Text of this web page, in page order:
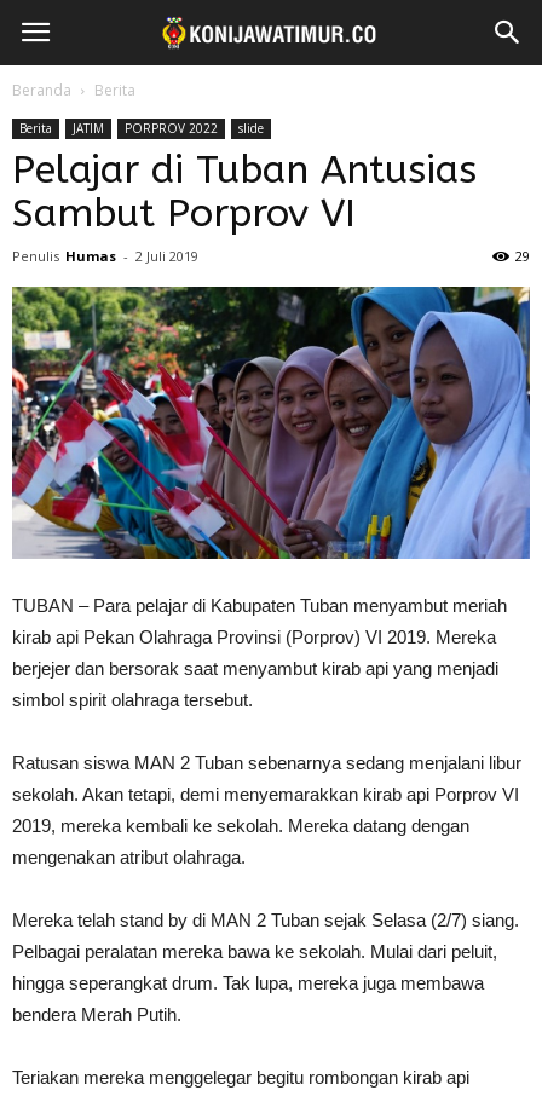
Beranda Berita
Berita JATIM PORPROV 2022 slide
Pelajar di Tuban Antusias
Sambut Porprov VI
Penulis Humas - 2 Juli 2019 29
TUBAN – Para pelajar di Kabupaten Tuban menyambut meriah
kirab api Pekan Olahraga Provinsi (Porprov) VI 2019. Mereka
berjejer dan bersorak saat menyambut kirab api yang menjadi
simbol spirit olahraga tersebut.
Ratusan siswa MAN 2 Tuban sebenarnya sedang menjalani libur
sekolah. Akan tetapi, demi menyemarakkan kirab api Porprov VI
2019, mereka kembali ke sekolah. Mereka datang dengan
mengenakan atribut olahraga.
Mereka telah stand by di MAN 2 Tuban sejak Selasa (2/7) siang.
Pelbagai peralatan mereka bawa ke sekolah. Mulai dari peluit,
hingga seperangkat drum. Tak lupa, mereka juga membawa
bendera Merah Putih.
Teriakan mereka menggelegar begitu rombongan kirab api